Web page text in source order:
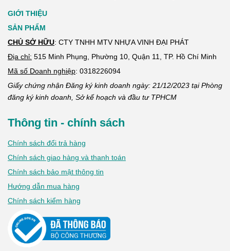
GIỚI THIỆU
SẢN PHẨM
CHỦ SỞ HỮU: CTY TNHH MTV NHỰA VINH ĐẠI PHÁT
Địa chỉ: 515 Minh Phụng, Phường 10, Quận 11, TP. Hồ Chí Minh
Mã số Doanh nghiệp: 0318226094
Giấy chứng nhận Đăng ký kinh doanh ngày: 21/12/2023 tại Phòng
đăng ký kinh doanh, Sở kế hoạch và đầu tư TPHCM
Thông tin - chính sách
Chính sách đổi trả hàng
Chính sách giao hàng và thanh toán
Chính sách bảo mật thông tin
Hướng dẫn mua hàng
Chính sách kiểm hàng